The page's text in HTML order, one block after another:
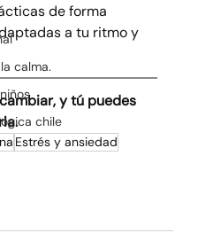
calma.
chile
de forma
a tu ritmo y
y tú puedes
Estrés y ansiedad